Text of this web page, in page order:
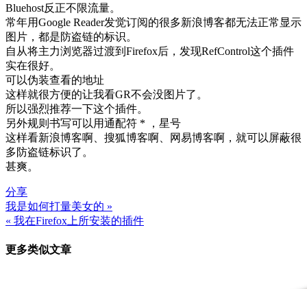
Bluehost反正不限流量。
常年用Google Reader发觉订阅的很多新浪博客都无法正常显示
图片，都是防盗链的标识。
自从将主力浏览器过渡到Firefox后，发现RefControl这个插件
实在很好。
可以伪装查看的地址
这样就很方便的让我看GR不会没图片了。
所以强烈推荐一下这个插件。
另外规则书写可以用通配符 * ，星号
这样看新浪博客啊、搜狐博客啊、网易博客啊，就可以屏蔽很
多防盗链标识了。
甚爽。
分享
文
章
导
我是如何打量美女的 »
« 我在Firefox上所安装的插件
更多类似文章